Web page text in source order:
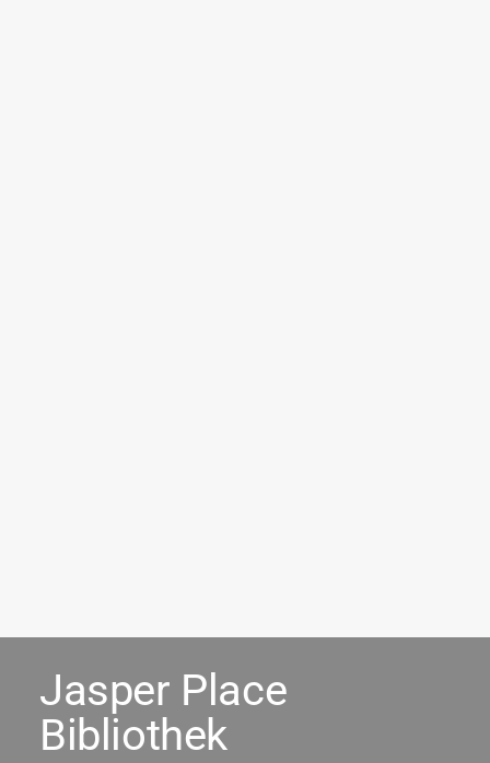
Jasper Place
Bibliothek